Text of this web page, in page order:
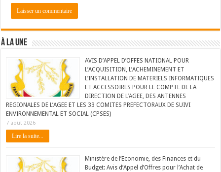
À LA UNE
AVIS D’APPEL D’OFFES NATIONAL POUR
L’ACQUISITION, L’ACHEMINEMENT ET
L’INSTALLATION DE MATERIELS INFORMATIQUES
ET ACCESSOIRES POUR LE COMPTE DE LA
DIRECTION DE L’AGEE, DES ANTENNES
REGIONALES DE L’AGEE ET LES 33 COMITES PREFECTORAUX DE SUIVI
ENVIRONNEMENTAL ET SOCIAL (CPSES)
7 août 2026
Lire la suite...
Ministère de l’Economie, des Finances et du
Budget: Avis d’Appel d’Offres pour l’Achat de